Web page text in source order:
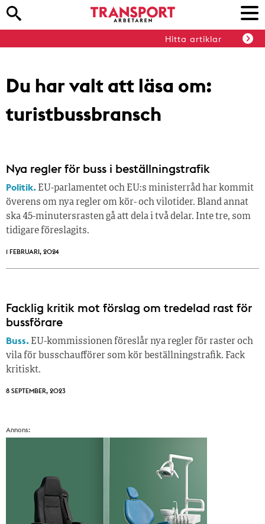
Hitta artiklar
Du har valt att läsa om:
turistbussbransch
Nya regler för buss i beställningstrafik
Politik. EU-parlamentet och EU:s ministerråd har kommit
överens om nya regler om kör- och vilotider. Bland annat
ska 45-minutersrasten gå att dela i två delar. Inte tre, som
tidigare föreslagits.
1 FEBRUARI, 2024
Facklig kritik mot förslag om tredelad rast för
bussförare
Buss. EU-kommissionen föreslår nya regler för raster och
vila för busschaufförer som kör beställningstrafik. Fack
kritiskt.
8 SEPTEMBER, 2023
Annons: